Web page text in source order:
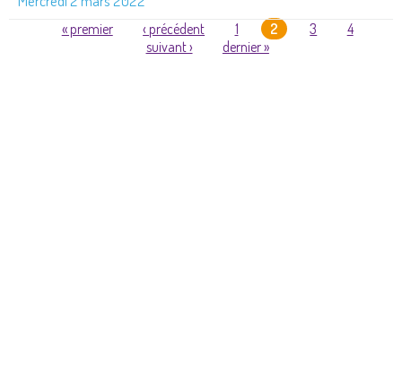
« premier ‹ précédent 1 2 3
4
suivant ›
dernier »